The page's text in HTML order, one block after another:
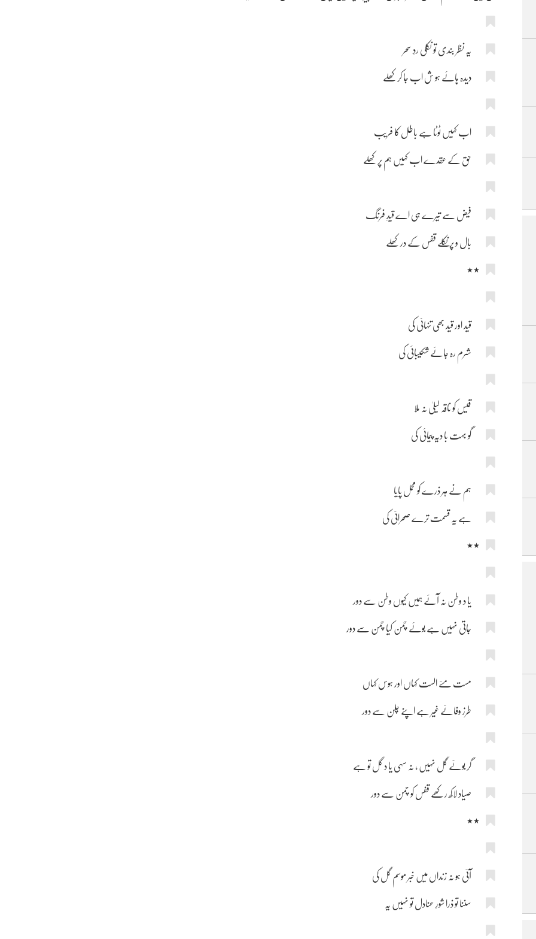
یہ نظر بندی تو نکلی ردِ سحر
دیدہ ہائے ہو ش اب جا کر کھلے
اب کہیں ٹوٹا ہے باطل کا فریب
حق کے عقدے اب کہیں ہم پر کھلے
فیض سے تیرے ہی اے قیدِ فرنگ
بال و پر نکلے قفس کے در کھلے
٭٭
قید اور قید بھی تنہائی کی
شرم رہ جائے شکیبائی کی
قیس کو ناقہ لیلیٰ نہ ملا
گو بہت با دیہ پیمائی کی
ہم نے ہر ذرے کو محمل پایا
ہے یہ قسمت ترے صحرائی کی
٭٭
یا د وطن نہ آئے ہمیں کیوں وطن سے دور
جاتی نہیں ہے بوئے چمن کیا چمن سے دور
مست مئے الست کہاں اور ہوس کہاں
طرز وفائے غیر ہے اپنے چلن سے دور
گر بوئے گل نہیں ، نہ سہی یا د گل تو ہے
صیاد لاکھ رکھے قفس کو چمن سے دور
٭٭
آئی ہو نہ زنداں میں خبر موسم گل کی
سننا تو ذرا شورِ عنادل تو نہیں یہ